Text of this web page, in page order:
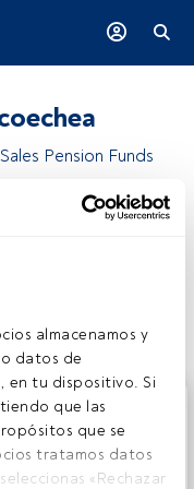
almacenamos y
datos de
en tu dispositivo. Si
que las
que se
tratamos datos
«Rechazar
Pension Funds
registrados
accede desde el
te invitamos a
que ofrece